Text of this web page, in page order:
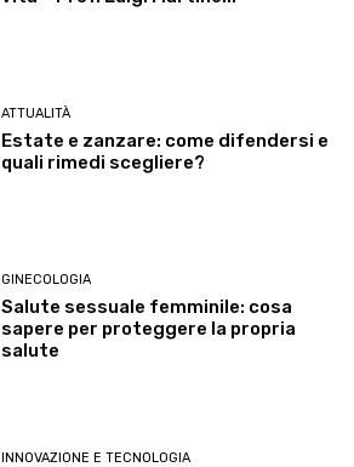
ATTUALITÀ
Estate e zanzare: come difendersi e
quali rimedi scegliere?
GINECOLOGIA
Salute sessuale femminile: cosa
sapere per proteggere la propria
salute
INNOVAZIONE E TECNOLOGIA